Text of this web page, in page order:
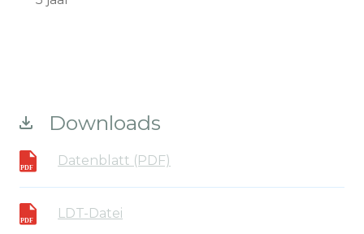
Downloads
Datenblatt (PDF)
LDT-Datei